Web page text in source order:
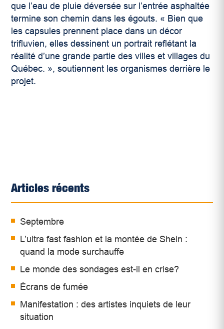
que l’eau de pluie déversée sur l’entrée asphaltée
termine son chemin dans les égouts. « Bien que
les capsules prennent place dans un décor
trifluvien, elles dessinent un portrait reflétant la
réalité d’une grande partie des villes et villages du
Québec. », soutiennent les organismes derrière le
projet.
Articles récents
Septembre
L’ultra fast fashion et la montée de Shein :
quand la mode surchauffe
Le monde des sondages est-il en crise?
Écrans de fumée
Manifestation : des artistes inquiets de leur
situation